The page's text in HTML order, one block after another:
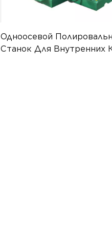
Одноосевой
Станок Для Внутренних